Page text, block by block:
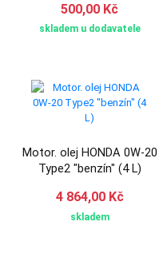
500,00 Kč
skladem u dodavatele
Motor. olej HONDA 0W-20
Type2 "benzín" (4 L)
4 864,00 Kč
skladem